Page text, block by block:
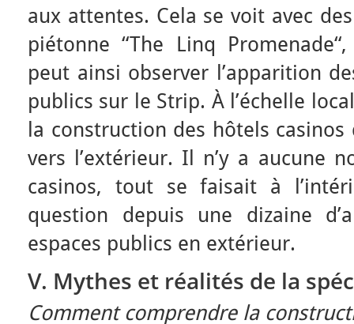
aux attentes. Cela se voit avec
piétonne “The Linq
peut ainsi observer l’apparition
publics sur le Strip. À l’échelle
la construction des hôtels
vers l’extérieur. Il n’y a aucune
casinos, tout se faisait à
question depuis une dizaine
espaces publics en extérieur.
V. Mythes et réalités de la
Comment comprendre la